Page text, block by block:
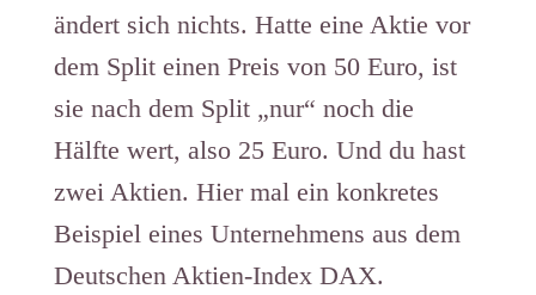
ändert sich nichts. Hatte eine Aktie vor
dem Split einen Preis von 50 Euro, ist
sie nach dem Split „nur“ noch die
Hälfte wert, also 25 Euro. Und du hast
zwei Aktien. Hier mal ein konkretes
Beispiel eines Unternehmens aus dem
Deutschen Aktien-Index DAX.